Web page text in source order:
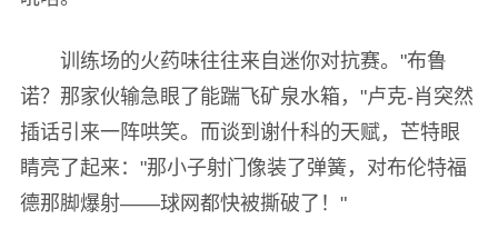
训练场的火药味往往来自迷你对抗赛。"布鲁
诺？那家伙输急眼了能踹飞矿泉水箱，"卢克-肖突然
插话引来一阵哄笑。而谈到谢什科的天赋，芒特眼
睛亮了起来："那小子射门像装了弹簧，对布伦特福
德那脚爆射——球网都快被撕破了！"